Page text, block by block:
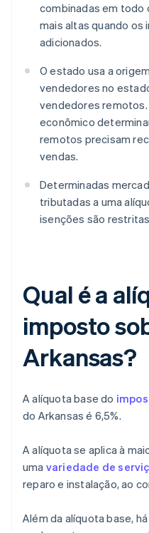
combinadas em todo
mais altas quando os
adicionados.
O estado usa a
vendedores no
vendedores
econômico
remotos precisam
vendas.
Determinadas
tributadas a uma
isenções são
Qual é a
imposto
Arkansas?
A alíquota base do
do Arkansas é 6,5%.
A alíquota se aplica à
uma variedade de
reparo e instalação, ao
Além da alíquota base,